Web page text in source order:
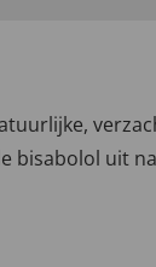
bisabolol uit